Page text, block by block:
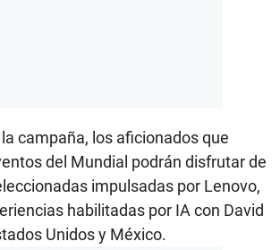
campaña, los aficionados que
del Mundial podrán disfrutar de
impulsadas por Lenovo,
habilitadas por IA con David
Unidos y México.